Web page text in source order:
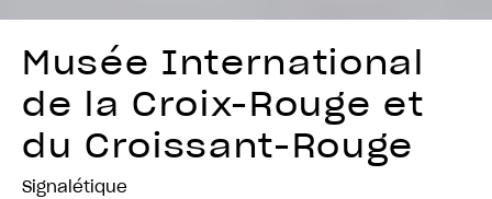
Musée International
de la Croix-Rouge et
du Croissant-Rouge
Signalétique